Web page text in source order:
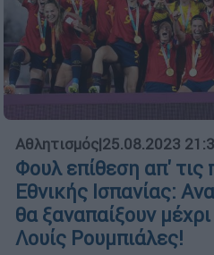
Αθλητισμός|25.08.2023
Φουλ επίθεση απ' τις
Εθνικής Ισπανίας:
θα ξαναπαίξουν
Λουίς Ρουμπιάλες!